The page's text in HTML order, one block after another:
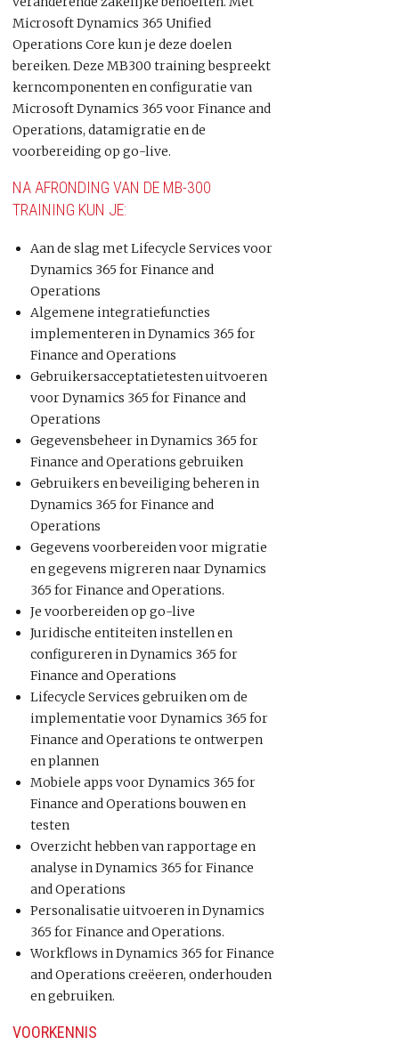
Microsoft Dynamics 365 Unified
Operations Core kun je deze doelen
bereiken. Deze MB300 training bespreekt
kerncomponenten en configuratie van
Microsoft Dynamics 365 voor Finance and
Operations, datamigratie en de
voorbereiding op go-live.
NA AFRONDING VAN DE MB-300
TRAINING KUN JE:
Aan de slag met Lifecycle Services voor
Dynamics 365 for Finance and
Operations
Algemene integratiefuncties
implementeren in Dynamics 365 for
Finance and Operations
Gebruikersacceptatietesten uitvoeren
voor Dynamics 365 for Finance and
Operations
Gegevensbeheer in Dynamics 365 for
Finance and Operations gebruiken
Gebruikers en beveiliging beheren in
Dynamics 365 for Finance and
Operations
Gegevens voorbereiden voor migratie
en gegevens migreren naar Dynamics
365 for Finance and Operations.
Je voorbereiden op go-live
Juridische entiteiten instellen en
configureren in Dynamics 365 for
Finance and Operations
Lifecycle Services gebruiken om de
implementatie voor Dynamics 365 for
Finance and Operations te ontwerpen
en plannen
Mobiele apps voor Dynamics 365 for
Finance and Operations bouwen en
testen
Overzicht hebben van rapportage en
analyse in Dynamics 365 for Finance
and Operations
Personalisatie uitvoeren in Dynamics
365 for Finance and Operations.
Workflows in Dynamics 365 for Finance
and Operations creëeren, onderhouden
en gebruiken.
VOORKENNIS